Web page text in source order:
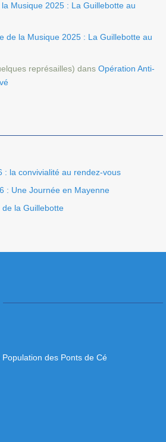
Musique 2025 : La Guillebotte au
de la Musique 2025 : La Guillebotte au
représailles) dans Opération Anti-
: la convivialité au rendez-vous
: Une Journée en Mayenne
la Guillebotte
Population des Ponts de Cé